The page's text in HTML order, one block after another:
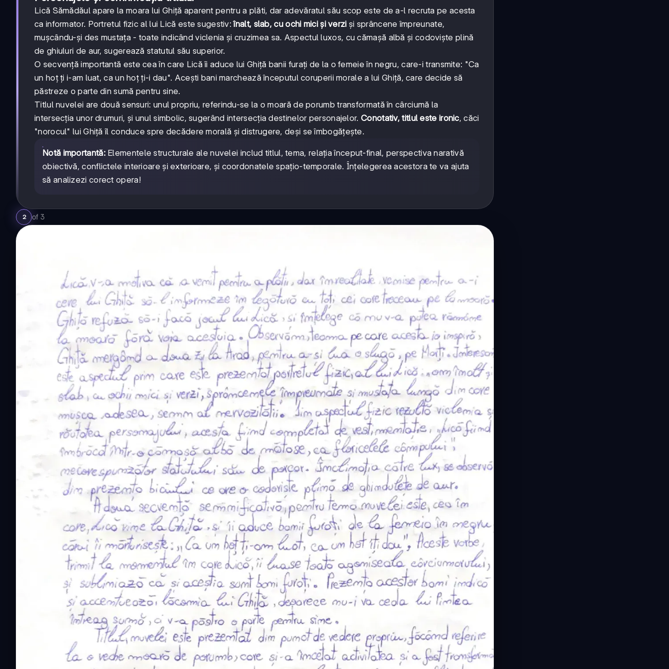
Lică Sămădăul apare la moara lui Ghiță aparent pentru a plăti, dar adevăratul său scop este de a-l recruta pe acesta
ca informator. Portretul fizic al lui Lică este sugestiv:înalt, slab, cu ochi mici și verzi și sprâncene împreunate,
mușcându-și des mustața - toate indicând viclenia și cruzimea sa. Aspectul luxos, cu cămașă albă și codoviște plină
de ghiuluri de aur, sugerează statutul său superior.
O secvență importantă este cea în care Lică îi aduce lui Ghiță banii furați de la o femeie în negru, care-i transmite: "Ca
un hoț ți i-am luat, ca un hoț ți-i dau". Acești bani marchează începutul coruperii morale a lui Ghiță, care decide să
păstreze o parte din sumă pentru sine.
Titlul nuvelei are două sensuri: unul propriu, referindu-se la o moară de porumb transformată în cârciumă la
intersecția unor drumuri, și unul simbolic, sugerând intersecția destinelor personajelor. Conotativ, titlul este ironic, căci
"norocul" lui Ghiță îl conduce spre decădere morală și distrugere, deși se îmbogățește.
Notă importantă:Elementele structurale ale nuvelei includ titlul, tema, relația început-final, perspectiva narativă
obiectivă, conflictele interioare și exterioare, și coordonatele spațio-temporale. Înțelegerea acestora te va ajuta
să analizezi corect opera!
2 of 3